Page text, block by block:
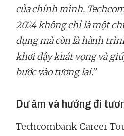
của chính mình.
2024 không chỉ là một
dụng mà còn là hành
khơi dậy khát vọng và
bước vào tương lai.”
Dư âm và hướng đi
Techcombank Career